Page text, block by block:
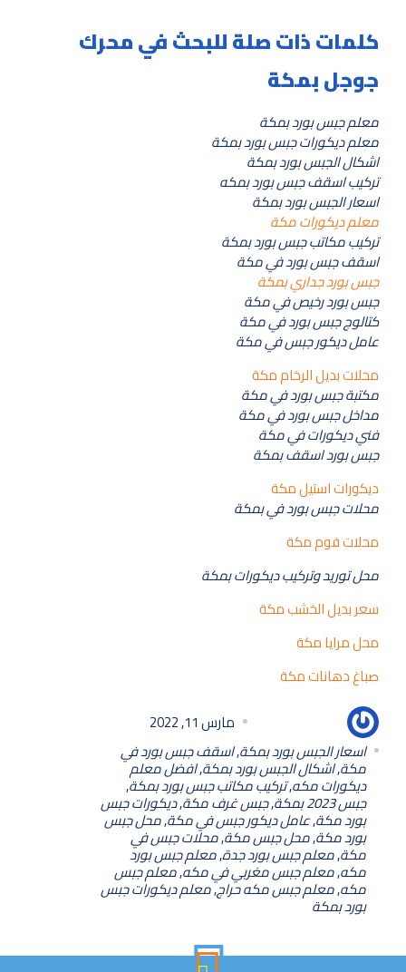
كلمات ذات صلة للبحث في محرك
جوجل بمكة
معلم جبس بورد بمكة
معلم ديكورات جبس بورد بمكة
اشكال الجبس بورد بمكة
تركيب اسقف جبس بورد بمكه
اسعار الجبس بورد بمكة
معلم ديكورات مكة
تركيب مكاتب جبس بورد بمكة
اسقف جبس بورد في مكة
جبس بورد جداري بمكة
جبس بورد رخيص في مكة
كتالوج جبس بورد في مكة
عامل ديكور جبس في مكة
محلات بديل الرخام مكة
مكتبة جبس بورد في مكة
مداخل جبس بورد في مكة
فني ديكورات في مكة
جبس بورد اسقف بمكة
ديكورات استيل مكة
محلات جبس بورد في بمكة
محلات فوم مكة
محل توريد وتركيب ديكورات بمكة
سعر بديل الخشب مكة
محل مرايا مكة
صباغ دهانات مكة
مارس 11, 2022
اسعار الجبس بورد بمكة,اسقف جبس بورد في
مكة,اشكال الجبس بورد بمكة,افضل معلم
ديكورات مكه,تركيب مكاتب جبس بورد بمكة,
جبس 2023 بمكة ,جبس غرف مكة,ديكورات جبس
بورد مكة,عامل ديكور جبس في مكة,محل جبس
بورد مكة,محل جبس مكة,محلات جبس في
مكة,معلم جبس بورد جدة,معلم جبس بورد
مكه,معلم جبس مغربي في مكه,معلم جبس
مكه,معلم جبس مكه حراج,معلم ديكورات جبس
بورد بمكة